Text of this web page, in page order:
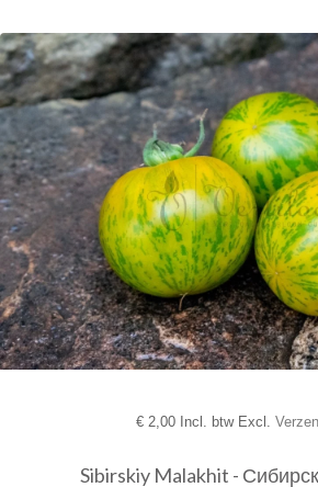
€2,00 Incl. btw Excl.
Sibirskiy Malakhit -